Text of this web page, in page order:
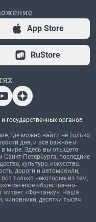
App Store
RuStore
государственных органов
где можно найти не только
дня, и все важное и
в мире. Здесь вы отыщете
Петербурга, последние
культуре, искусстве.
дороги и автомобили,
только некоторые из тем,
сетевое общественно-
читает «Фонтанку»! Наша
чиновники, десятки тысяч